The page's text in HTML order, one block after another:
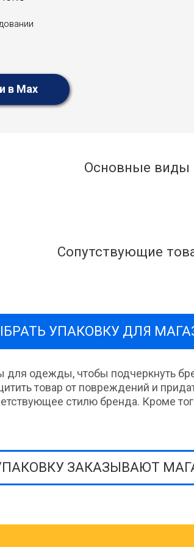
в Max
Основные виды
Сопутствующие
УПАКОВКУ ДЛЯ
одежды, чтобы подчеркнуть
товар от повреждений и
стилю бренда. Кроме
ЗАКАЗЫВАЮТ